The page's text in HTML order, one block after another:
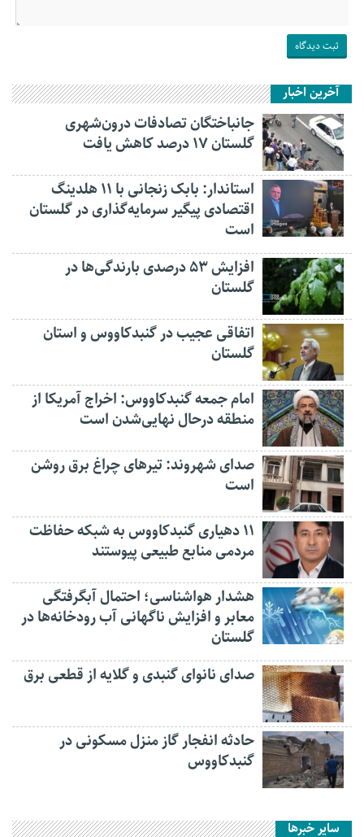
آخرین اخبار
جانباختگان تصادفات درون‌شهری
گلستان ۱۷ درصد کاهش یافت
استاندار: بابک زنجانی با ۱۱ هلدینگ
اقتصادی پیگیر سرمایه‌گذاری در گلستان
است
افزایش ۵۳ درصدی بارندگی‌ها در
گلستان
اتفاقی عجیب در‌ گنبدکاووس و استان
گلستان
امام جمعه گنبدکاووس: اخراج آمریکا از
منطقه درحال نهایی‌شدن است
صدای شهروند: تیرهای چراغ برق روشن
است
۱۱ دهیاری گنبدکاووس به شبکه حفاظت
مردمی منابع طبیعی پیوستند
هشدار هواشناسی؛ احتمال آبگرفتگی
معابر و افزایش ناگهانی آب رودخانه‌ها در
گلستان
صدای نانوای گنبدی و گلایه از قطعی برق
حادثه انفجار گاز منزل مسکونی در
گنبدکاووس
سایر خبرها